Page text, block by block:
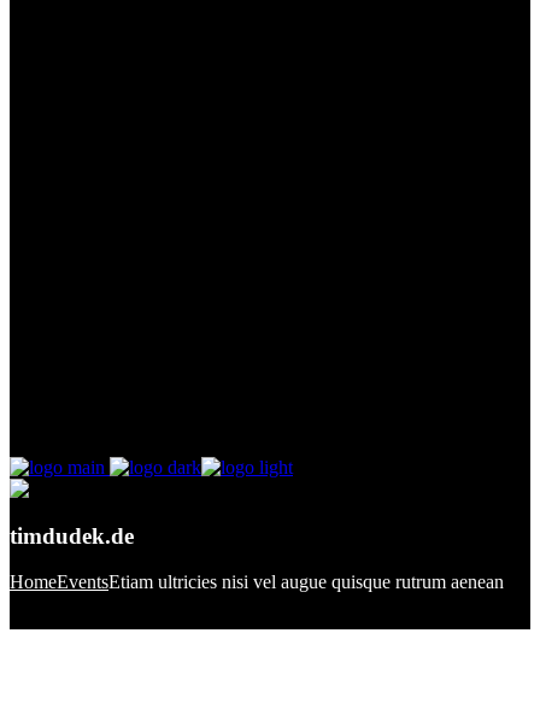
timdudek.de
HomeEventsEtiam ultricies nisi vel augue quisque rutrum aenean